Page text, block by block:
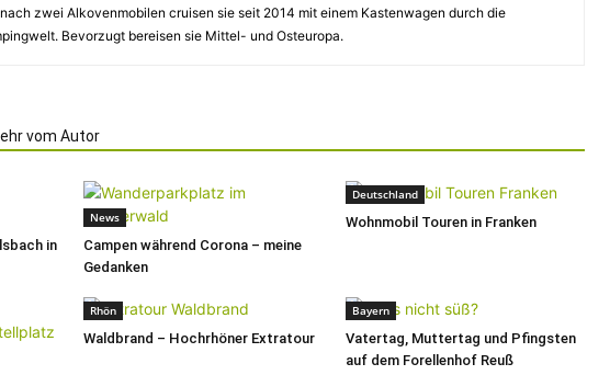
zwei Alkovenmobilen cruisen sie seit 2014 mit einem Kastenwagen durch die
Bevorzugt bereisen sie Mittel- und Osteuropa.
vom Autor
in
News
Campen während Corona – meine
Gedanken
Deutschland
Wohnmobil Touren in Franken
Rhön
Waldbrand – Hochrhöner Extratour
Bayern
Vatertag, Muttertag und Pfingsten
auf dem Forellenhof Reuß